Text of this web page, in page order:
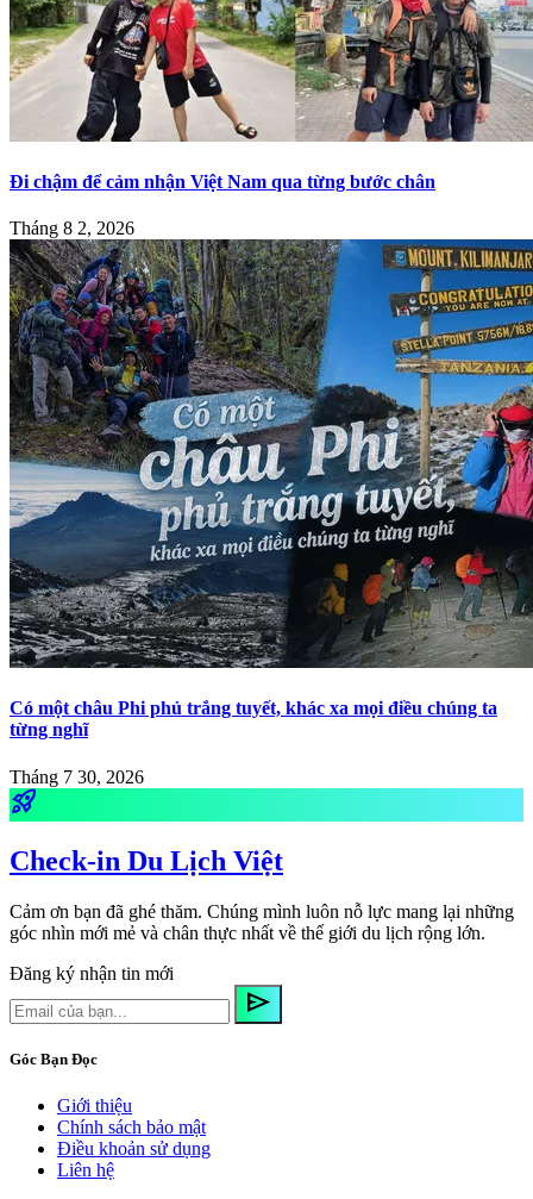
Đi chậm để cảm nhận Việt Nam qua từng bước chân
Tháng 8 2, 2026
Có một châu Phi phủ trắng tuyết, khác xa mọi điều chúng ta
từng nghĩ
Tháng 7 30, 2026
rocket_launch
Check-in Du Lịch Việt
Cảm ơn bạn đã ghé thăm. Chúng mình luôn nỗ lực mang lại những
góc nhìn mới mẻ và chân thực nhất về thế giới du lịch rộng lớn.
Đăng ký nhận tin mới
send
Góc Bạn Đọc
Giới thiệu
Chính sách bảo mật
Điều khoản sử dụng
Liên hệ